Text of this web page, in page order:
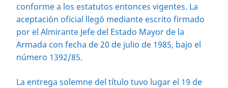
conforme a los estatutos entonces vigentes. La
aceptación oficial llegó mediante escrito firmado
por el Almirante Jefe del Estado Mayor de la
Armada con fecha de 20 de julio de 1985, bajo el
número 1392/85.
La entrega solemne del título tuvo lugar el 19 de